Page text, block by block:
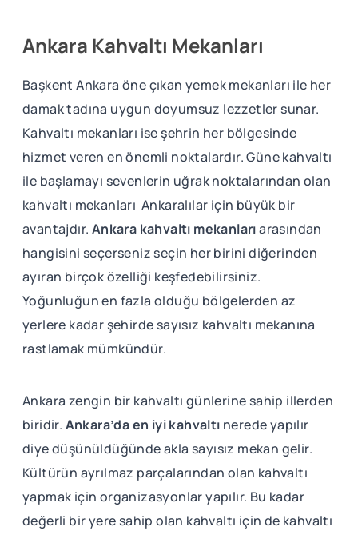
Ankara Kahvaltı Mekanları
Başkent Ankara öne çıkan yemek mekanları ile her
damak tadına uygun doyumsuz lezzetler sunar.
Kahvaltı mekanları ise şehrin her bölgesinde
hizmet veren en önemli noktalardır. Güne kahvaltı
ile başlamayı sevenlerin uğrak noktalarından olan
kahvaltı mekanları Ankaralılar için büyük bir
avantajdır. Ankara kahvaltı mekanlarıarasından
hangisini seçerseniz seçin her birini diğerinden
ayıran birçok özelliği keşfedebilirsiniz.
Yoğunluğun en fazla olduğu bölgelerden az
yerlere kadar şehirde sayısız kahvaltı mekanına
rastlamak mümkündür.
Ankara zengin bir kahvaltı günlerine sahip illerden
biridir. Ankara’da en iyi kahvaltı nerede yapılır
diye düşünüldüğünde akla sayısız mekan gelir.
Kültürün ayrılmaz parçalarından olan kahvaltı
yapmak için organizasyonlar yapılır. Bu kadar
değerli bir yere sahip olan kahvaltı için de kahvaltı